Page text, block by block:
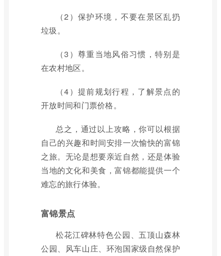
（2）保护环境，不要在景区乱扔
垃圾。
（3）尊重当地风俗习惯，特别是
在农村地区。
（4）提前规划行程，了解景点的
开放时间和门票价格。
总之，通过以上攻略，你可以根据
自己的兴趣和时间安排一次愉快的富锦
之旅。无论是想要亲近自然，还是体验
当地的文化和美食，富锦都能提供一个
难忘的旅行体验。
富锦景点
松花江碑林特色公园、五顶山森林
公园、风车山庄、环泡国家级自然保护